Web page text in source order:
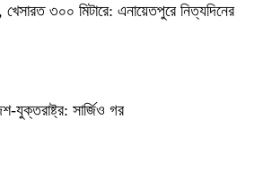
খেসারত ৩০০ মিটারে: এনায়েতপুরে নিত্যদিনের
যুক্তরাষ্ট্র: সার্জিও গর